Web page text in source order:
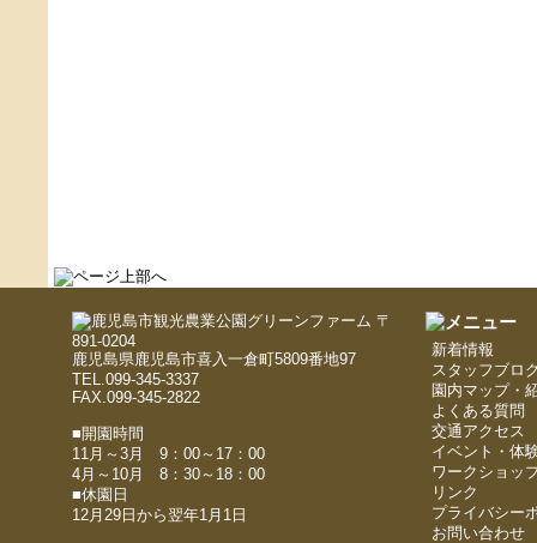
〒
891-0204
鹿児島県鹿児島市喜入一倉町5809番地97
TEL.099-345-3337
FAX.099-345-2822
■開園時間
11月～3月 9：00～17：00
4月～10月 8：30～18：00
■休園日
12月29日から翌年1月1日
新着情報
スタッフブロ
園内マップ・
よくある質問
交通アクセス
イベント・体
ワークショッ
リンク
プライバシー
お問い合わせ